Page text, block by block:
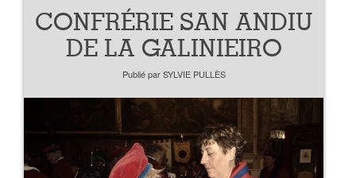
CONFRÉRIE SAN ANDIU
DE LA GALINIEIRO
Publié parSYLVIE PULLÈS